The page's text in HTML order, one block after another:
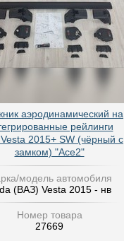
аэродинамический на
рейлинги
2015+ SW (чёрный с
замком) "Ace2"
модель автомобиля
(ВАЗ) Vesta 2015 - нв
Номер товара
27669